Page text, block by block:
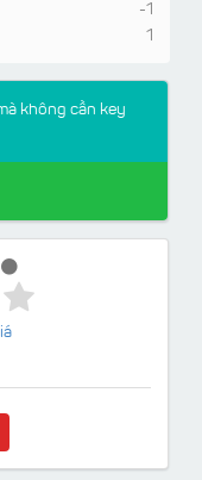
-1
1
không cần key